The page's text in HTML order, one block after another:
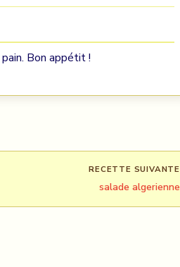
Bon appétit !
RECETTE SUIVANTE
salade algerienne